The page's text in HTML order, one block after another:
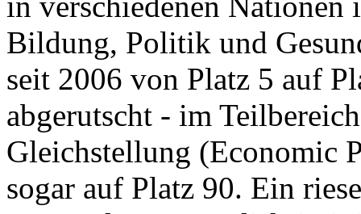
Bildung, Politik und
seit 2006 von Platz 5 auf
abgerutscht - im
Gleichstellung (Economic
sogar auf Platz 90. Ein